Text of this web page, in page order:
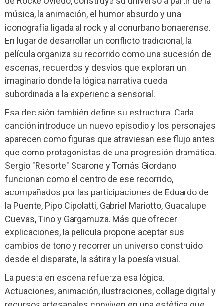
música, la animación, el humor absurdo y una
iconografía ligada al rock y al conurbano bonaerense.
En lugar de desarrollar un conflicto tradicional, la
película organiza su recorrido como una sucesión de
escenas, recuerdos y desvíos que exploran un
imaginario donde la lógica narrativa queda
subordinada a la experiencia sensorial.
Esa decisión también define su estructura. Cada
canción introduce un nuevo episodio y los personajes
aparecen como figuras que atraviesan ese flujo antes
que como protagonistas de una progresión dramática.
Sergio "Resorte" Scarone y Tomás Giordano
funcionan como el centro de ese recorrido,
acompañados por las participaciones de Eduardo de
la Puente, Pipo Cipolatti, Gabriel Mariotto, Guadalupe
Cuevas, Tino y Gargamuza. Más que ofrecer
explicaciones, la película propone aceptar sus
cambios de tono y recorrer un universo construido
desde el disparate, la sátira y la poesía visual.
La puesta en escena refuerza esa lógica.
Actuaciones, animación, ilustraciones, collage digital y